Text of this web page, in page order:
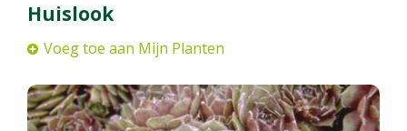
Huislook
Voeg toe aan Mijn Planten